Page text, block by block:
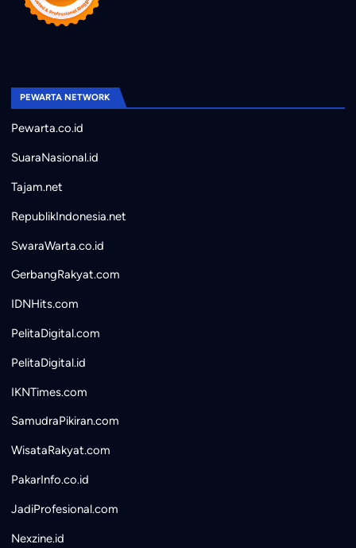
PEWARTA NETWORK
Pewarta.co.id
SuaraNasional.id
Tajam.net
RepublikIndonesia.net
SwaraWarta.co.id
GerbangRakyat.com
IDNHits.com
PelitaDigital.com
PelitaDigital.id
IKNTimes.com
SamudraPikiran.com
WisataRakyat.com
PakarInfo.co.id
JadiProfesional.com
Nexzine.id